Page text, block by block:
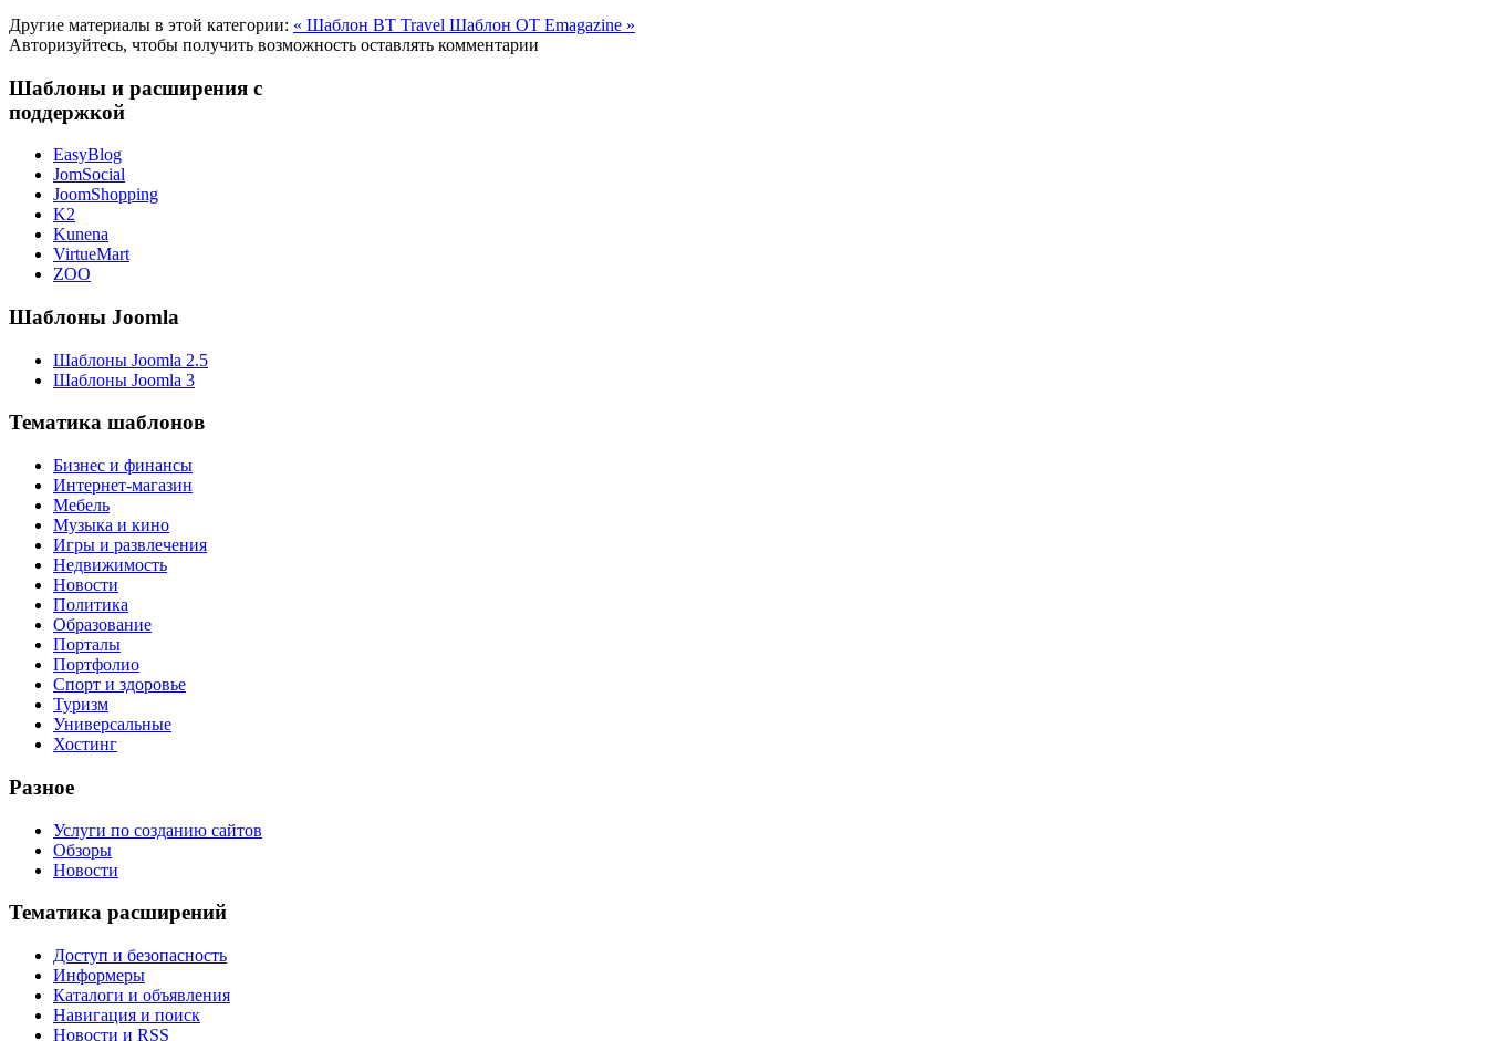
Другие материалы в этой категории: « Шаблон BT Travel Шаблон OT Emagazine »
Авторизуйтесь, чтобы получить возможность оставлять комментарии
Шаблоны и расширения с
поддержкой
EasyBlog
JomSocial
JoomShopping
K2
Kunena
VirtueMart
ZOO
Шаблоны Joomla
Шаблоны Joomla 2.5
Шаблоны Joomla 3
Тематика шаблонов
Бизнес и финансы
Интернет-магазин
Мебель
Музыка и кино
Игры и развлечения
Недвижимость
Новости
Политика
Образование
Порталы
Портфолио
Спорт и здоровье
Туризм
Универсальные
Хостинг
Разное
Услуги по созданию сайтов
Обзоры
Новости
Тематика расширений
Доступ и безопасность
Информеры
Каталоги и объявления
Навигация и поиск
Новости и RSS